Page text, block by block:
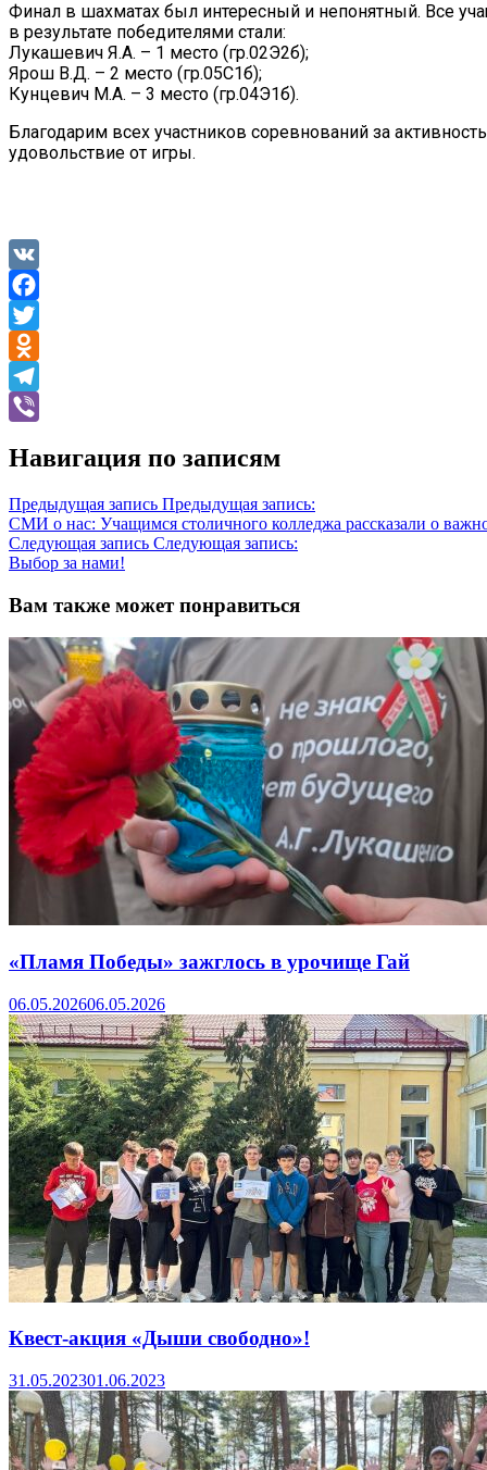
Финал в шахматах был интересный и непонятный. Все
в результате победителями стали:
Лукашевич Я.А. – 1 место (гр.02Э2б);
Ярош В.Д. – 2 место (гр.05С1б);
Кунцевич М.А. – 3 место (гр.04Э1б).
Благодарим всех участников соревнований за
удовольствие от игры.
VK
Facebook
Twitter
Odnoklassniki
Telegram
Навигация по записям
Предыдущая запись Предыдущая запись:
СМИ о нас: Учащимся столичного колледжа рассказали о
Следующая запись Следующая запись:
Выбор за нами!
Вам также может понравиться
«Пламя Победы» зажглось в урочище Гай
06.05.202606.05.2026
Квест-акция «Дыши свободно»!
31.05.202301.06.2023